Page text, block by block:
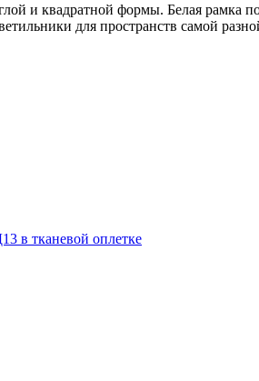
и квадратной формы. Белая рамка
для пространств самой
в тканевой оплетке